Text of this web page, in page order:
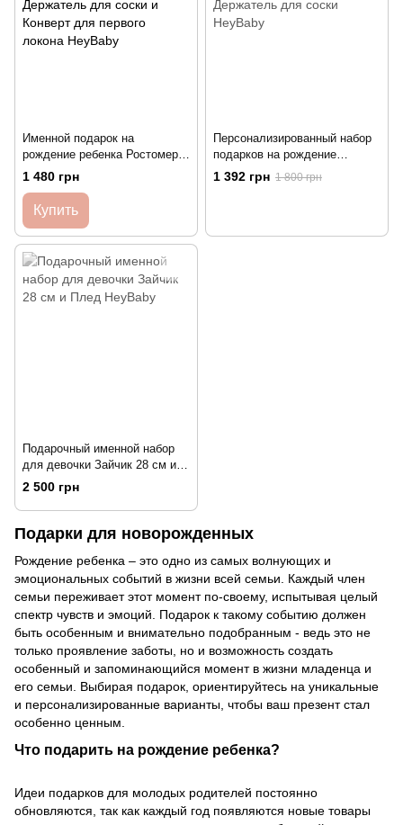
Именной подарок на
рождение ребенка Ростомер
Боди Шапочка Держатель для
соски и Конверт для первого
локона HeyBaby
1 480 грн
Купить
Персонализированный набор
подарков на рождение
ребенка Мишка и Держатель
для соски HeyBaby
1 392 грн 1 800 грн
Подарочный именной набор
для девочки Зайчик 28 см и
Плед HeyBaby
2 500 грн
Подарки для новорожденных
Рождение ребенка – это одно из самых волнующих и
эмоциональных событий в жизни всей семьи. Каждый член
семьи переживает этот момент по-своему, испытывая целый
спектр чувств и эмоций. Подарок к такому событию должен
быть особенным и внимательно подобранным - ведь это не
только проявление заботы, но и возможность создать
особенный и запоминающийся момент в жизни младенца и
его семьи. Выбирая подарок, ориентируйтесь на уникальные
и персонализированные варианты, чтобы ваш презент стал
особенно ценным.
Что подарить на рождение ребенка?
Идеи подарков для молодых родителей постоянно
обновляются, так как каждый год появляются новые товары